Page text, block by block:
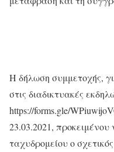
Η δήλωση συμμετοχής,
στις διαδικτυακές
https://forms.gle/
23.03.2021,
ταχυδρομείου ο